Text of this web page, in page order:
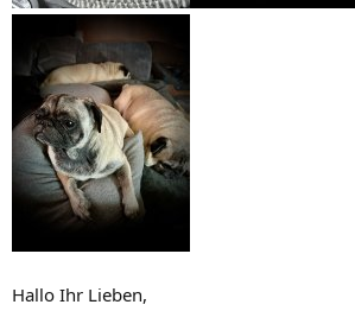
Hallo Ihr Lieben,